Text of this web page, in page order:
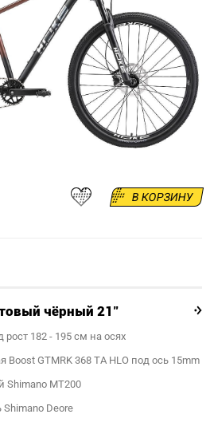
В КОРЗИНУ
чёрный 21"
182 - 195 см на осях
GTMRK 368 TA HLO под ось 15mm
Shimano MT200
Deore